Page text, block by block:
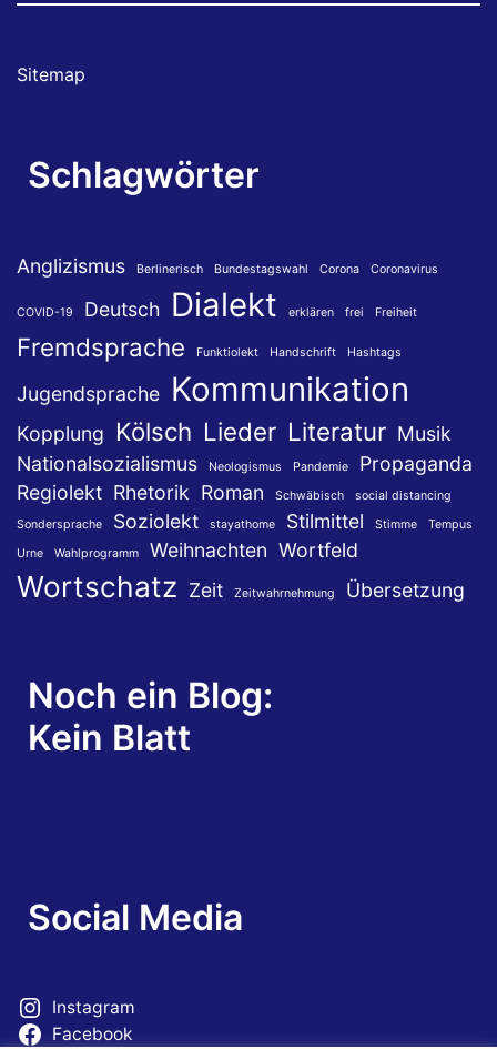
Sitemap
Schlagwörter
Anglizismus Berlinerisch Bundestagswahl Corona Coronavirus
COVID-19 Deutsch Dialekt erklären frei Freiheit
Fremdsprache Funktiolekt Handschrift Hashtags
Jugendsprache Kommunikation
Kopplung Kölsch Lieder Literatur Musik
Nationalsozialismus
Neologismus Pandemie
Propaganda
Regiolekt Rhetorik Roman Schwäbisch
social distancing
Sondersprache
Soziolekt stayathome Stilmittel Stimme
Tempus
Urne
Wahlprogramm Weihnachten Wortfeld
Wortschatz Zeit Zeitwahrnehmung Übersetzung
Noch ein Blog:
Kein Blatt
Social Media
Instagram
Facebook